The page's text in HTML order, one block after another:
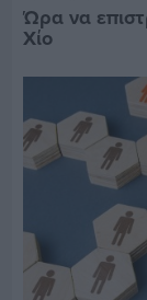
Ώρα να
Χίο